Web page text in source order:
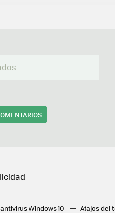
Windows 10 Atajos del